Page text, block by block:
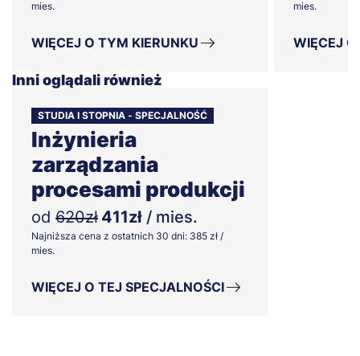
mies.
WIĘCEJ O TYM KIERUNKU
mies.
WIĘCEJ
Inni oglądali również
STUDIA I STOPNIA - SPECJALNOŚĆ
Inżynieria
zarządzania
procesami produkcji
od 620zł 411zł / mies.
Najniższa cena z ostatnich 30 dni: 385 zł /
mies.
WIĘCEJ O TEJ SPECJALNOŚCI